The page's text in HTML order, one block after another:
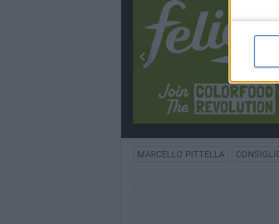
MARCELLO PITTELLA